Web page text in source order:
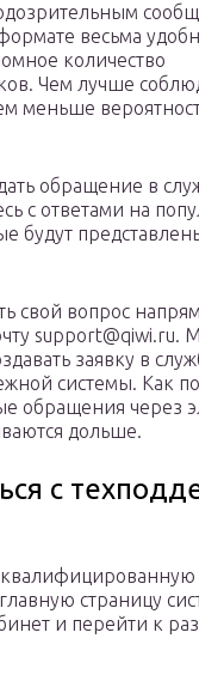
весьма
количество
Чем лучше
меньше
обращение в
с ответами на
будут
свой вопрос
support@qiwi.ru.
заявку в
системы. Как
обращения через
дольше.
с
страницу
и перейти к